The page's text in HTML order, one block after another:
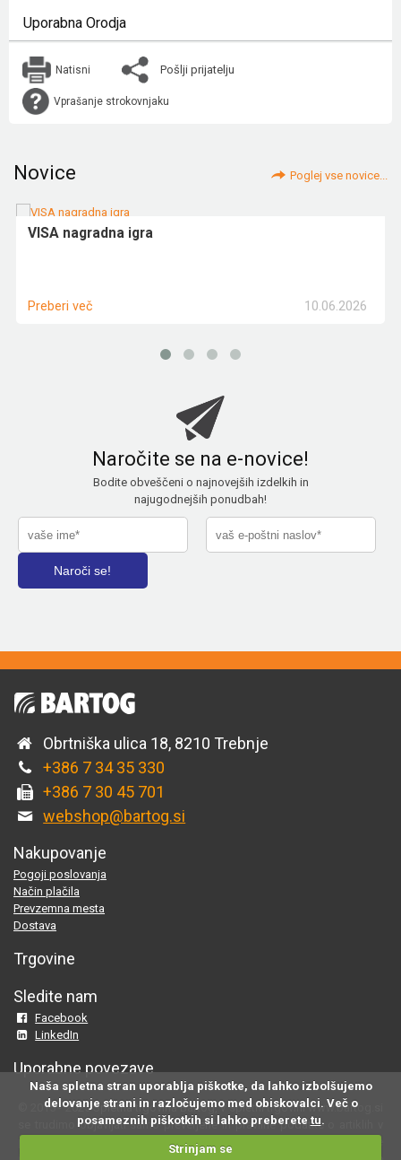
Uporabna Orodja
Natisni Pošlji prijatelju
Vprašanje strokovnjaku
Novice Poglej vse novice...
VISA nagradna igra
10.06.2026
Preberi več
Naročite se na e-novice!
Bodite obveščeni o najnovejših izdelkih in
najugodnejših ponudbah!
Obrtniška ulica 18, 8210 Trebnje
+386 7 34 35 330
+386 7 30 45 701
webshop@bartog.si
Nakupovanje
Pogoji poslovanja
Način plačila
Prevzemna mesta
Dostava
Trgovine
Sledite nam
Facebook
LinkedIn
Uporabne povezave
© 2015 - 2025 Spletna trgovina Bartog, v spletni trgovini www.bartog.si
se trudimo objavljati samo preverjene in pravilne podatke o artiklih v
ponudbi; če na naši strani odkrijete neresnične oziroma neustrezne
Naša spletna stran uporablja piškotke, da lahko izbolšujemo
delovanje strani in razločujemo med obiskovalci. Več o
posameznih piškotkih si lahko preberete tu.
Strinjam se